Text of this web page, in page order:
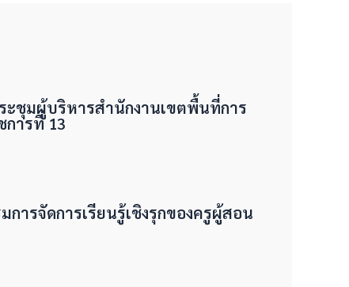
ะชุมผู้บริหารสำนักงานเขตพื้นที่การ
การที่ 13
การจัดการเรียนรู้เชิงรุกของครูผู้สอน